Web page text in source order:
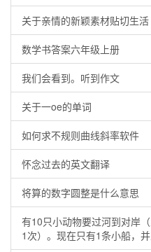
关于亲情的新颖素材贴切生活
数学书答案六年级上册
我们会看到。听到作文
关于一oe的单词
如何求不规则曲线斜率软件
怀念过去的英文翻译
将算的数字圆整是什么意思
有10只小动物要过河到对岸
1次）。现在只有1条小船，